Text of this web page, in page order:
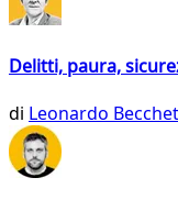
Delitti, paura,
di Leonardo